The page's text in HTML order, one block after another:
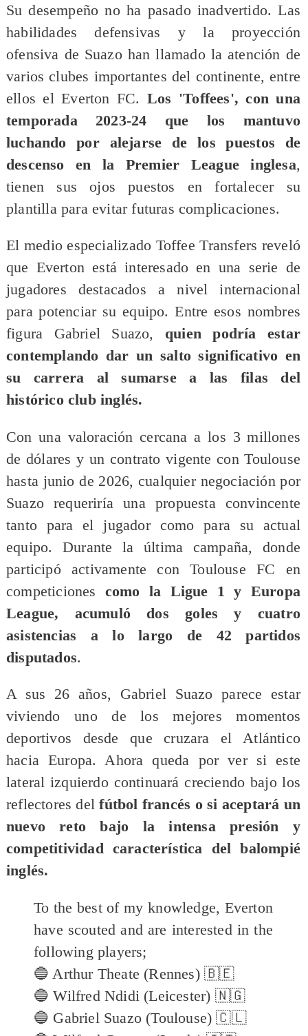
Su desempeño no ha pasado inadvertido. Las
habilidades defensivas y la proyección
ofensiva de Suazo han llamado la atención de
varios clubes importantes del continente, entre
ellos el Everton FC. Los 'Toffees', con una
temporada 2023-24 que los mantuvo
luchando por alejarse de los puestos de
descenso en la Premier League inglesa,
tienen sus ojos puestos en fortalecer su
plantilla para evitar futuras complicaciones.
El medio especializado Toffee Transfers reveló
que Everton está interesado en una serie de
jugadores destacados a nivel internacional
para potenciar su equipo. Entre esos nombres
figura Gabriel Suazo, quien podría estar
contemplando dar un salto significativo en
su carrera al sumarse a las filas del
histórico club inglés.
Con una valoración cercana a los 3 millones
de dólares y un contrato vigente con Toulouse
hasta junio de 2026, cualquier negociación por
Suazo requeriría una propuesta convincente
tanto para el jugador como para su actual
equipo. Durante la última campaña, donde
participó activamente con Toulouse FC en
competiciones como la Ligue 1 y Europa
League, acumuló dos goles y cuatro
asistencias a lo largo de 42 partidos
disputados.
A sus 26 años, Gabriel Suazo parece estar
viviendo uno de los mejores momentos
deportivos desde que cruzara el Atlántico
hacia Europa. Ahora queda por ver si este
lateral izquierdo continuará creciendo bajo los
reflectores delfútbol francés o si aceptará un
nuevo reto bajo la intensa presión y
competitividad característica del balompié
inglés.
To the best of my knowledge, Everton
have scouted and are interested in the
following players;
🔵 Arthur Theate (Rennes) 🇧🇪
🔵 Wilfred Ndidi (Leicester) 🇳🇬
🔵 Gabriel Suazo (Toulouse) 🇨🇱